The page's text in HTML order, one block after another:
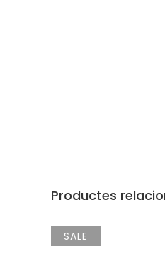
Productes
SALE